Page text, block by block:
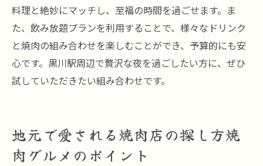
料理と絶妙にマッチし、至福の時間を過ごせます。ま
た、飲み放題プランを利用することで、様々なドリンク
と焼肉の組み合わせを楽しむことができ、予算的にも安
心です。黒川駅周辺で贅沢な夜を過ごしたい方に、ぜひ
試していただきたい組み合わせです。
地元で愛される焼肉店の探し方焼
肉グルメのポイント